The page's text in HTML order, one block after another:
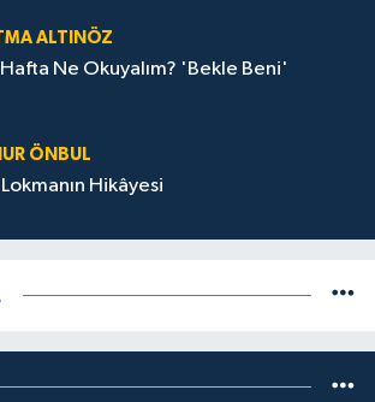
ALTINÖZ
Hafta Ne Okuyalım? 'Bekle Beni'
ÖNBUL
Hikâyesi